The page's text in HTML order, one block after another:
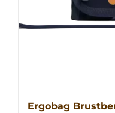
Ergobag